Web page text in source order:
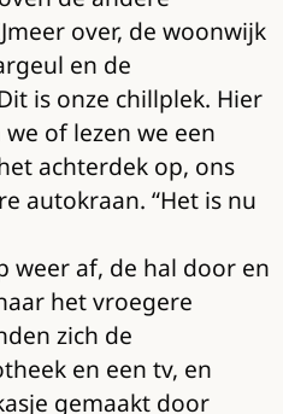
over, de woonwijk
en de
is onze chillplek. Hier
of lezen we een
achterdek op, ons
autokraan. “Het is nu
weer af, de hal door en
het vroegere
zich de
en een tv, en
gemaakt door